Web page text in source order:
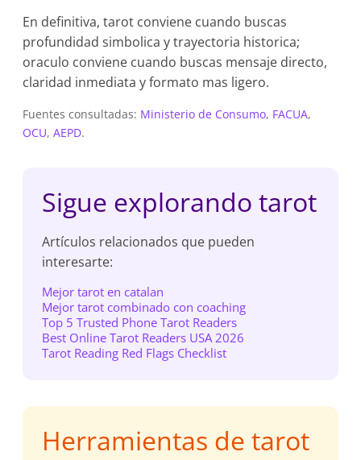
En definitiva, tarot conviene cuando buscas
profundidad simbolica y trayectoria historica;
oraculo conviene cuando buscas mensaje directo,
claridad inmediata y formato mas ligero.
Fuentes consultadas: Ministerio de Consumo, FACUA,
OCU,AEPD.
Sigue explorando tarot
Artículos relacionados que pueden
interesarte:
Mejor tarot en catalan
Mejor tarot combinado con coaching
Top 5 Trusted Phone Tarot Readers
Best Online Tarot Readers USA 2026
Tarot Reading Red Flags Checklist
Herramientas de tarot